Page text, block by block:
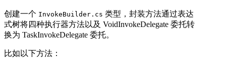
创建一个 InvokeBuilder.cs 类型，封装方法通过表达
式树将四种执行器方法以及 VoidInvokeDelegate 委托转
换为 TaskInvokeDelegate 委托。
比如以下方法：